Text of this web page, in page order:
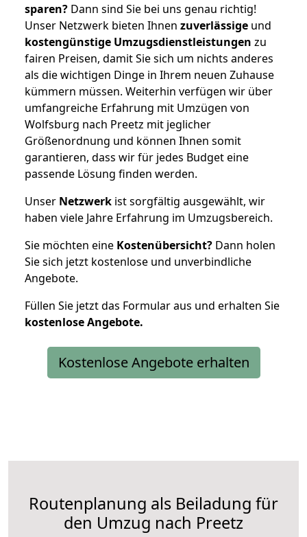
sparen? Dann sind Sie bei uns genau richtig!
Unser Netzwerk bieten Ihnen zuverlässige und
kostengünstige Umzugsdienstleistungen zu
fairen Preisen, damit Sie sich um nichts anderes
als die wichtigen Dinge in Ihrem neuen Zuhause
kümmern müssen. Weiterhin verfügen wir über
umfangreiche Erfahrung mit Umzügen von
Wolfsburg nach Preetz mit jeglicher
Größenordnung und können Ihnen somit
garantieren, dass wir für jedes Budget eine
passende Lösung finden werden.
Unser Netzwerk ist sorgfältig ausgewählt, wir
haben viele Jahre Erfahrung im Umzugsbereich.
Sie möchten eine Kostenübersicht? Dann holen
Sie sich jetzt kostenlose und unverbindliche
Angebote.
Füllen Sie jetzt das Formular aus und erhalten Sie
kostenloseAngebote.
Kostenlose Angebote erhalten
Routenplanung als Beiladung für
den Umzug nach Preetz